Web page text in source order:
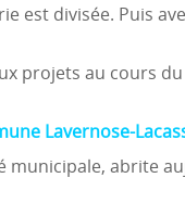
est divisée. Puis
projets au cours du
Lavernose-
municipale, abrite